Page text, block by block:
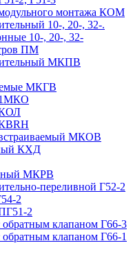
монтажа КОМ
10-, 20-, 32-.
10-, 20-, 32-
ПМ
МКПВ
МКГВ
1МКО
КОЛ
КВRН
МКОВ
КХД
МКРВ
переливной Г52-2
2
2
обратным клапаном Г66-3
клапаном Г66-1